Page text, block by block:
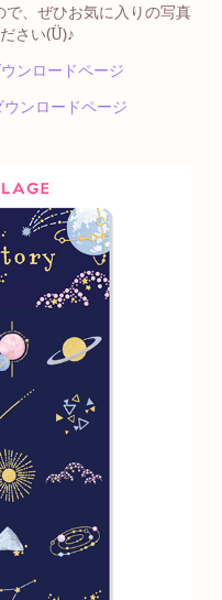
、ぜひお気に入りの写真
さい(Ü)♪
ンロードページ
ンロードページ